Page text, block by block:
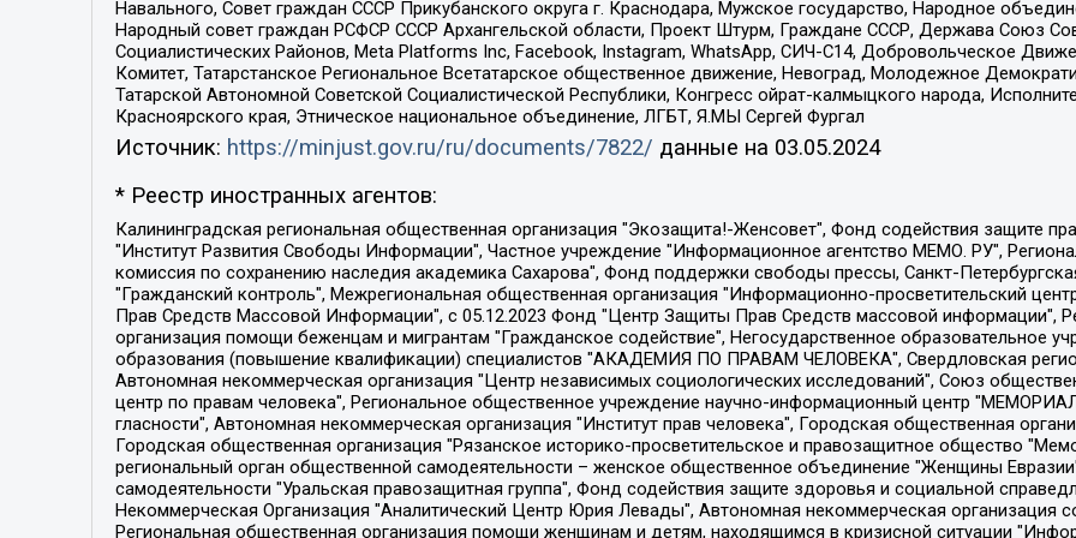
Навального, Совет граждан СССР Прикубанского округа г. Краснодара, Мужское государство, Народное
Народный совет граждан РСФСР СССР Архангельской области, Проект Штурм, Граждане СССР, Держава Союз
Социалистических Районов, Meta Platforms Inc, Facebook, Instagram, WhatsApp, СИЧ-С14, Добровольческое
Комитет, Татарстанское Региональное Всетатарское общественное движение, Невоград, Молодежное
Татарской Автономной Советской Социалистической Республики, Конгресс ойрат-калмыцкого народа,
Красноярского края, Этническое национальное объединение, ЛГБТ, Я.МЫ Сергей Фургал
Источник: https://minjust.gov.ru/ru/documents/7822/ данные на 03.05.2024
* Реестр иностранных агентов:
Калининградская региональная общественная организация "Экозащита!-Женсовет", Фонд содействия защите прав и свобод граждан "Общественный вердикт", Фонд "Институт Развития Свободы Информации", Частное учреждение "Информационное агентство МЕМО. РУ", Региональная общественная организация "Общественная комиссия по сохранению наследия академика Сахарова", Фонд поддержки свободы прессы, Санкт-Петербургская общественная правозащитная организация "Гражданский контроль", Межрегиональная общественная организация "Информационно-просветительский центр "Мемориал", Региональный Фонд "Центр Защиты Прав Средств Массовой Информации", с 05.12.2023 Фонд "Центр Защиты Прав Средств массовой информации", Региональная общественная благотворительная организация помощи беженцам и мигрантам "Гражданское содействие", Негосударственное образовательное учреждение дополнительного профессионального образования (повышение квалификации) специалистов "АКАДЕМИЯ ПО ПРАВАМ ЧЕЛОВЕКА", Свердловская региональная общественная организация "Сутяжник", Автономная некоммерческая организация "Центр независимых социологических исследований", Союз общественных объединений "Российский исследовательский центр по правам человека", Региональное общественное учреждение научно-информационный центр "МЕМОРИАЛ", Некоммерческая организация "Фонд защиты гласности", Автономная некоммерческая организация "Институт прав человека", Городская общественная организация "Екатеринбургское общество "МЕМОРИАЛ", Городская общественная организация "Рязанское историко-просветительское и правозащитное общество "Мемориал" (Рязанский Мемориал), Челябинский региональный орган общественной самодеятельности – женское общественное объединение "Женщины Евразии", Челябинский региональный орган общественной самодеятельности "Уральская правозащитная группа", Фонд содействия защите здоровья и социальной справедливости имени Андрея Рылькова, Автономная Некоммерческая Организация "Аналитический Центр Юрия Левады", Автономная некоммерческая организация социальной поддержки населения "Проект Апрель", Региональная общественная организация помощи женщинам и детям, находящимся в кризисной ситуации "Информационно-методический центр "Анна", Фонд содействия развитию массовых коммуникаций и правовому просвещению "Так-так-Так", Фонд содействия устойчивому развитию "Серебряная тайга", Свердловский региональный общественный фонд социальных проектов "Новое время", "Idel.Реалии", Кавказ.Реалии, Крым.Реалии, Телеканал Настоящее Время, Татаро-башкирская служба Радио Свобода (Azatliq Radiosi), Радио Свободная Европа/Радио Свобода (PCE/PC), "Сибирь.Реалии", "Фактограф", Благотворительный фонд помощи осужденным и их семьям, Автономная некоммерческая организация "Институт глобализации и социальных движений", Фонд "В защиту прав заключенных", Частное учреждение "Центр поддержки и содействия развитию средств массовой информации", Пензенский региональный общественный благотворительный фонд "Гражданский союз", "Север.Реалии", Некоммерческая организация Фонд "Правовая инициатива", Общество с ограниченной ответственностью "Радио Свободная Европа/Радио Свобода", Чешское информационное агентство "MEDIUM-ORIENT", Красноярская региональная общественная организация "Мы против СПИДа", Камалягин Денис Николаевич, Маркелов Сергей Евгеньевич, Пономарев Лев Александрович, Савицкая Людмила Алексеевна, Автономная некоммерческая организация "Центр по работе с проблемой насилия "НАСИЛИЮ.НЕТ", Межрегиональный профессиональный союз работников здравоохранения "Альянс врачей", Юридическое лицо, зарегистрированное в Латвийской Республике, SIA "Medusa Project" (регистрационный номер 40103797863, дата регистрации 10.06.2014), Некоммерческая организация "Фонд по борьбе с коррупцией", Автономная некоммерческая организация "Институт права и публичной политики", Баданин Роман Сергеевич, Гликин Максим Александрович, Железнова Мария Михайловна, Лукьянова Юлия Сергеевна, Маетная Елизавета Витальевна, Маняхин Петр Борисович, Чуракова Ольга Владимировна, Ярош Юлия Петровна, Юридическое лицо "The Insider SIA", зарегистрированное в Риге, Латвийская Республика (дата регистрации 26.06.2015), являющееся администратором доменного имени интернет-издания "The Insider SIA", https://theins.ru, Постернак Алексей Евгеньевич, Рубин Михаил Аркадьевич, Анин Роман Александрович, Юридическое лицо Istories fonds, зарегистрированное в Латвийской Республике (регистрационный номер 50008295751, дата регистрации 24.02.2020), Великовский Дмитрий Александрович, Долинина Ирина Николаевна, Мароховская Алеся Алексеевна, Шлейнов Роман Юрьевич, Шмагун Олеся Валентиновна, Общество с ограниченной ответственностью "Альтаир 2021", Общество с ограниченной ответственностью "Вега 2021", Общество с ограниченной ответственностью "Главный редактор 2021", Общество с ограниченной ответственностью "Ромашки монолит", Важенков Артем Валерьевич, Ивановская областная общественная организация "Центр гендерных исследований", Гурман Юрий Альбертович, Медиапроект "ОВД-Инфо", Егоров Владимир Владимирович, Жилинский Владимир Александрович, Общество с ограниченной ответственностью "ЗП", Иванова София Юрьевна, Карезина Инна Павловна, Кильтау Екатерина Викторовна, Петров Алексей Викторович, Пискунов Сергей Евгеньевич, Смирнов Сергей Сергеевич, Тихонов Михаил Сергеевич, Общество с ограниченной ответственностью "ЖУРНАЛИСТ-ИНОСТРАННЫЙ АГЕНТ", Арапова Галина Юрьевна, Вольтская Татьяна Анатольевна, Американская компания "Mason G.E.S. Anonymous Foundation" (США), являющаяся владельцем интернет-издания https://mnews.world/, Компания "Stichting Bellingcat", зарегистрированная в Нидерландах (дата регистрации 11.07.2018), Захаров Андрей Вячеславович, Клепиковская Екатерина Дмитриевна, Общество с ограниченной ответственностью "МЕМО", Перл Роман Александрович, Симонов Евгений Алексеевич, Соловьева Елена Анатольевна, Сотников Даниил Владимирович, Сурначева Елизавета Дмитриевна, Автономная некоммерческая организация по защите прав человека и информированию населения "Якутия – Наше Мнение", Общество с ограниченной ответственностью "Москоу диджитал медиа", с 26.01.2023 Общество с ограниченной ответственностью "Чайка Белые сады", Ветошкина Валерия Валерьевна, Заговора Максим Александрович, Межрегиональное общественное движение "Российская ЛГБТ - сеть", Оленичев Максим Владимирович, Павлов Иван Юрьевич, Скворцова Елена Сергеевна, Общество с ограниченной ответственностью "Как бы инагент", Кочетков Игорь Викторович, Общество с ограниченной ответственностью "Честные выборы", Еланчик Олег Александрович, Общество с ограниченной ответственностью "Нобелевский призыв", Гималова Регина Эмилевна, Григорьев Андрей Валерьевич, Григорьева Алина Александровна, Ассоциация по содействию защите прав призывников, альтернативнослужащих и военнослужащих "Правозащитная группа